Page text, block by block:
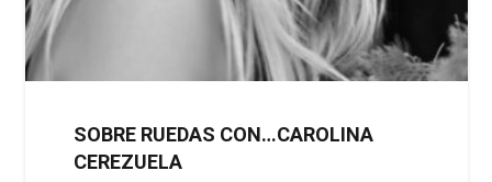
SOBRE RUEDAS CON…CAROLINA
CEREZUELA